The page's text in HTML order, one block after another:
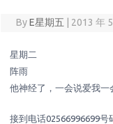
ByE星期五 2013 年
星期二
阵雨
他神经了，一会说爱我一
接到电话02566996699